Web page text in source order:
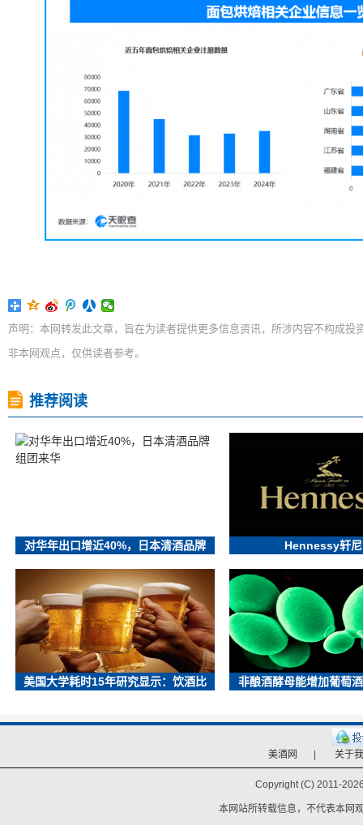
声明：本网转发此文章，旨在为读者提供更多信息资讯，所涉内容不构成
非本网观点，仅供读者参考。
推荐阅读
对华年出口增近40%，日本清酒品牌 Hennessy轩
美国大学耗时15年研究显示：饮酒比 非酿酒酵母能增加葡萄
美酒网 关于
Copyright (C) 2011-
本网站所转载信息，不代表本网